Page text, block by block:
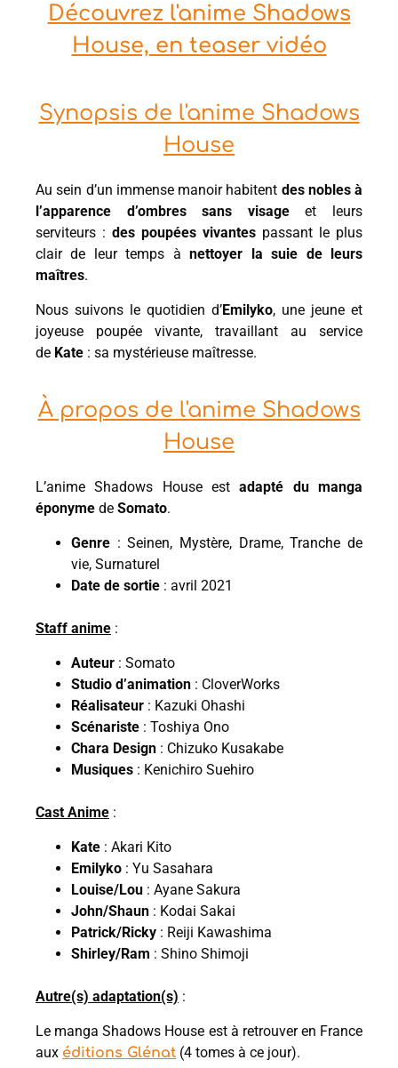
Découvrez l'anime Shadows
House, en teaser vidéo
Synopsis de l'anime Shadows
House
Au sein d’un immense manoir habitent des nobles à
l’apparence d’ombres sans visageet leurs
serviteurs : des poupées vivantes passant le plus
clair de leur temps ànettoyer la suie de leurs
maîtres.
Nous suivons le quotidien d’Emilyko, une jeune et
joyeuse poupée vivante, travaillant au service
de Kate : sa mystérieuse maîtresse.
À propos de l'anime Shadows
House
L’anime Shadows House estadapté du manga
éponyme de Somato.
Genre : Seinen, Mystère, Drame, Tranche de
vie, Surnaturel
Date de sortie : avril 2021
Staff anime :
Auteur : Somato
Studio d’animation : CloverWorks
Réalisateur : Kazuki Ohashi
Scénariste : Toshiya Ono
Chara Design : Chizuko Kusakabe
Musiques : Kenichiro Suehiro
Cast Anime :
Kate : Akari Kito
Emilyko : Yu Sasahara
Louise/Lou : Ayane Sakura
John/Shaun : Kodai Sakai
Patrick/Ricky : Reiji Kawashima
Shirley/Ram : Shino Shimoji
Autre(s) adaptation(s) :
Le manga Shadows House est à retrouver en France
aux éditions Glénat (4 tomes à ce jour).